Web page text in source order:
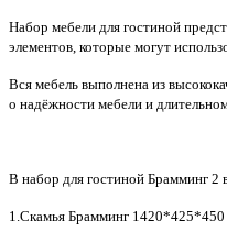
Набор мебели для гостиной
элементов, которые могут
Вся мебель выполнена из
о надёжности мебели и
В набор для гостиной Брамминг 2
1.Скамья Брамминг 1420*425*450